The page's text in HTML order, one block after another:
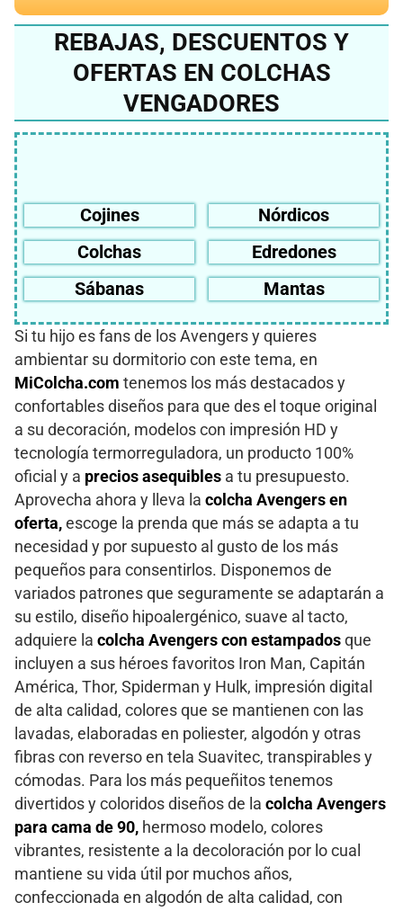
REBAJAS, DESCUENTOS Y
OFERTAS EN COLCHAS
VENGADORES
Cojines
Nórdicos
Colchas
Edredones
Sábanas
Mantas
Si tu hijo es fans de los Avengers y quieres
ambientar su dormitorio con este tema, en
MiColcha.com tenemos los más destacados y
confortables diseños para que des el toque original
a su decoración, modelos con impresión HD y
tecnología termorreguladora, un producto 100%
oficial y a precios asequibles a tu presupuesto.
Aprovecha ahora y lleva la colcha Avengers en
oferta, escoge la prenda que más se adapta a tu
necesidad y por supuesto al gusto de los más
pequeños para consentirlos. Disponemos de
variados patrones que seguramente se adaptarán a
su estilo, diseño hipoalergénico, suave al tacto,
adquiere la colcha Avengers con estampados que
incluyen a sus héroes favoritos Iron Man, Capitán
América, Thor, Spiderman y Hulk, impresión digital
de alta calidad, colores que se mantienen con las
lavadas, elaboradas en poliester, algodón y otras
fibras con reverso en tela Suavitec, transpirables y
cómodas. Para los más pequeñitos tenemos
divertidos y coloridos diseños de la colcha Avengers
para cama de 90, hermoso modelo, colores
vibrantes, resistente a la decoloración por lo cual
mantiene su vida útil por muchos años,
confeccionada en algodón de alta calidad, con